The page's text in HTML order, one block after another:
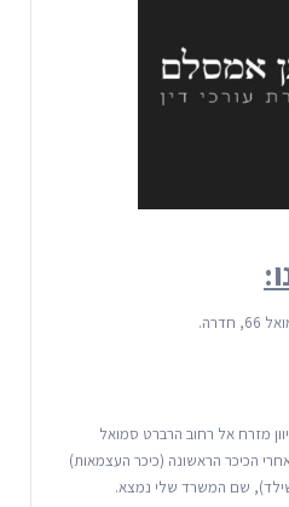
4, יוצאים לכיוון מזרח אל רחוב הרברט סמואל
הכיכר הראשונה (כיכר העצמאות)
שם המשרד שלי נמצא.